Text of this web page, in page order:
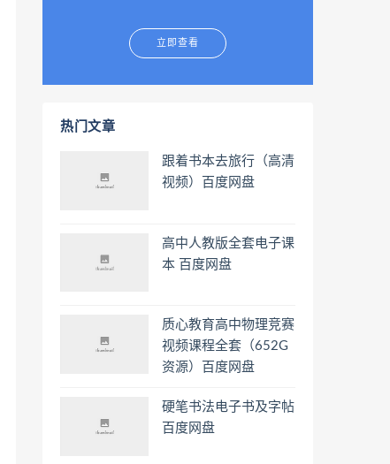
立即查看
热门文章
跟着书本去旅行（高清
视频）百度网盘
高中人教版全套电子课
本 百度网盘
质心教育高中物理竞赛
视频课程全套（652G
资源）百度网盘
硬笔书法电子书及字帖
百度网盘